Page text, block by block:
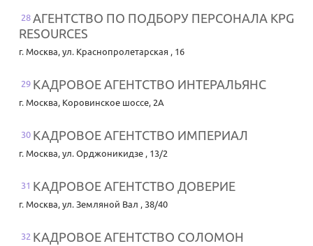
28 АГЕНТСТВО ПО ПОДБОРУ ПЕРСОНАЛА KPG
RESOURCES
г. Москва, ул. Краснопролетарская , 16
29 КАДРОВОЕ АГЕНТСТВО ИНТЕРАЛЬЯНС
г. Москва, Коровинское шоссе, 2А
30 КАДРОВОЕ АГЕНТСТВО ИМПЕРИАЛ
г. Москва, ул. Орджоникидзе , 13/2
31 КАДРОВОЕ АГЕНТСТВО ДОВЕРИЕ
г. Москва, ул. Земляной Вал , 38/40
32 КАДРОВОЕ АГЕНТСТВО СОЛОМОН